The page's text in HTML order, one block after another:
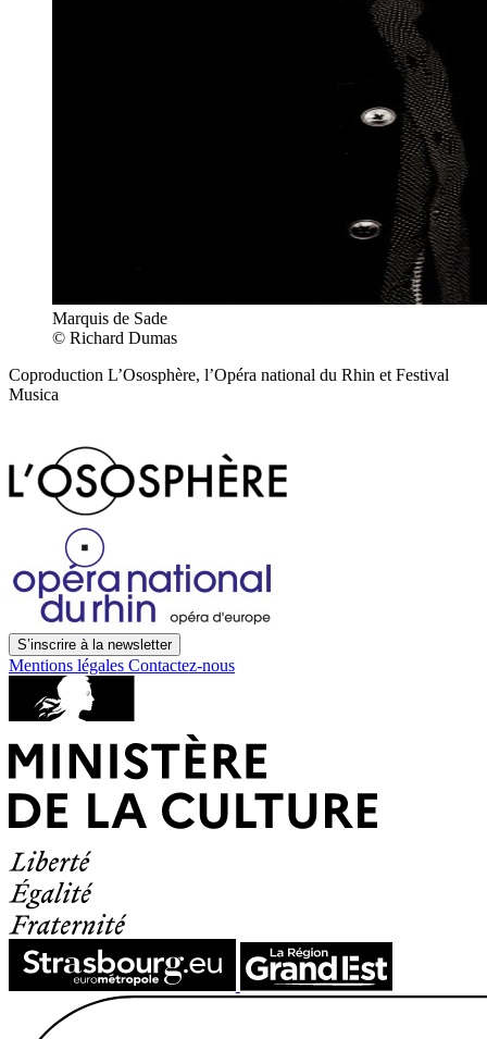
Marquis de Sade
© Richard Dumas
Coproduction L’Ososphère, l’Opéra national du Rhin et Festival
Musica
S’inscrire à la newsletter
Mentions légales Contactez-nous